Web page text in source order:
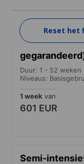
Reset het
Standaard
Duur: 1 - 52 weken
Niveaus:
1 week van
601 EUR
Semi-